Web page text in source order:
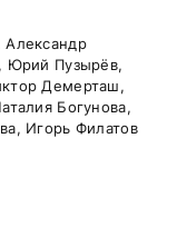
Александр
Юрий Пузырёв,
Демерташ,
Богунова,
Игорь Филатов